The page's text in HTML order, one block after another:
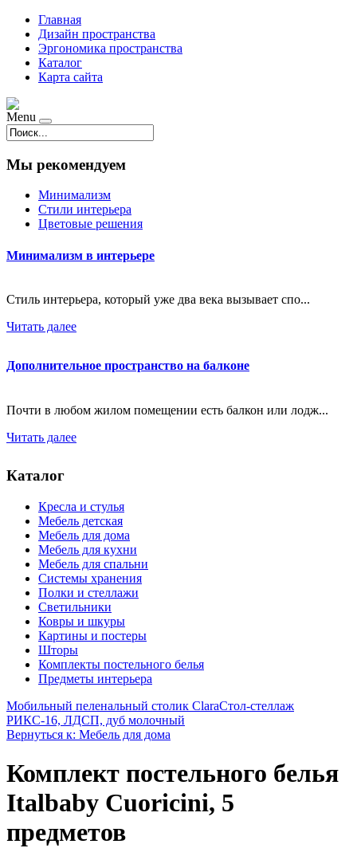
Главная
Дизайн пространства
Эргономика пространства
Каталог
Карта сайта
Menu
Мы рекомендуем
Минимализм
Стили интерьера
Цветовые решения
Минимализм в интерьере
Стиль интерьера, который уже два века вызывает спо...
Читать далее
Дополнительное пространство на балконе
Почти в любом жилом помещении есть балкон или лодж...
Читать далее
Каталог
Кресла и стулья
Мебель детская
Мебель для дома
Мебель для кухни
Мебель для спальни
Системы хранения
Полки и стеллажи
Светильники
Ковры и шкуры
Картины и постеры
Шторы
Комплекты постельного белья
Предметы интерьера
Мобильный пеленальный столик ClaraСтол-стеллаж
РИКС-16, ЛДСП, дуб молочный
Вернуться к: Мебель для дома
Комплект постельного белья
Italbaby Cuoricini, 5
предметов